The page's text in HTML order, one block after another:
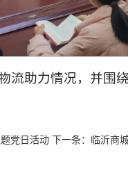
助力情况，并围
党日活动 下一条： 临沂商